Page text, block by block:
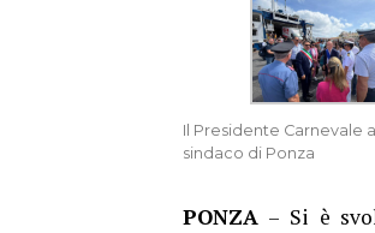
Il Presidente Carnevale
sindaco di Ponza
PONZA – Si è